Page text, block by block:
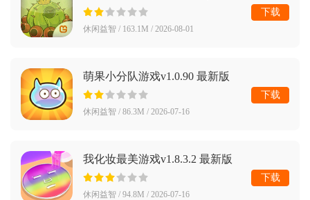
Ultimate)v1.0.0 安卓版
休闲益智 / 163.1M / 2026-08-01
下载
萌果小分队游戏v1.0.90 最新版
休闲益智 / 86.3M / 2026-07-16
下载
我化妆最美游戏v1.8.3.2 最新版
休闲益智 / 94.8M / 2026-07-16
下载